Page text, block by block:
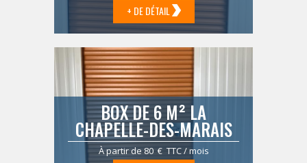
+ DE DÉTAIL
BOX DE 6 M² LA
CHAPELLE-DES-MARAIS
À partir de 80 € TTC / mois